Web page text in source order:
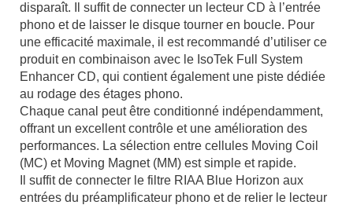
disparaît. Il suffit de connecter un lecteur CD à l’entrée
phono et de laisser le disque tourner en boucle. Pour
une efficacité maximale, il est recommandé d’utiliser ce
produit en combinaison avec le IsoTek Full System
Enhancer CD, qui contient également une piste dédiée
au rodage des étages phono.
Chaque canal peut être conditionné indépendamment,
offrant un excellent contrôle et une amélioration des
performances. La sélection entre cellules Moving Coil
(MC) et Moving Magnet (MM) est simple et rapide.
Il suffit de connecter le filtre RIAA Blue Horizon aux
entrées du préamplificateur phono et de relier le lecteur